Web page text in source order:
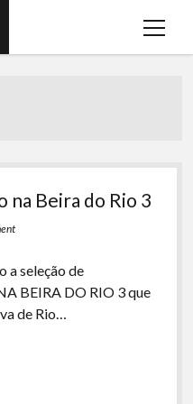
open
na Beira do Rio 3
a seleção de
BEIRA DO RIO 3 que
de Rio…